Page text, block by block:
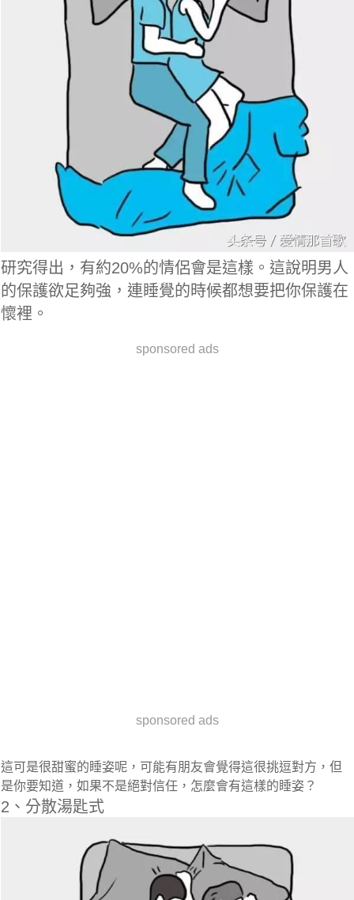
研究得出，有約20%的情侶會是這樣。這說明男人
的保護欲足夠強，連睡覺的時候都想要把你保護在
懷裡。
sponsored ads
sponsored ads
這可是很甜蜜的睡姿呢，可能有朋友會覺得這很挑逗對方，但
是你要知道，如果不是絕對信任，怎麼會有這樣的睡姿？
2、分散湯匙式